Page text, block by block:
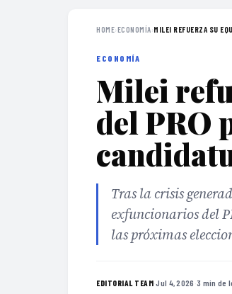
HOME›ECONOMÍA›MILEI REFUERZA SU
ECONOMÍA
Milei
del PRO
Tras la crisis
exfuncionarios del
las próximas
EDITORIAL TEAM·Jul 4, 2026 ·3 min de